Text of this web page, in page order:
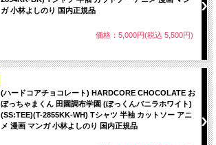
ガ 小林よしのり 国内正規品
価格：5,000円(税込 5,500円)
(ハードコアチョコレート) HARDCORE CHOCOLATE お
ぼっちゃまくん 田園調布学園 (ぽっくんバニラホワイト)
(SS:TEE)(T-2855KK-WH) Tシャツ 半袖 カットソー アニ
メ 漫画 マンガ 小林よしのり 国内正規品